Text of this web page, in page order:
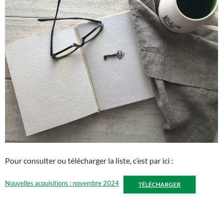
Pour consulter ou télécharger la liste, c’est par ici :
Nouvelles acquisitions : novembre 2024 TÉLÉCHARGER